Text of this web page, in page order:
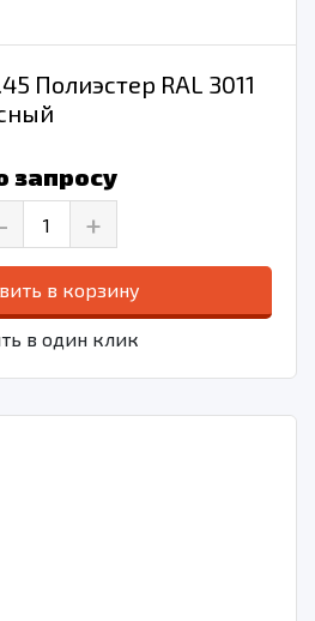
Полиэстер RAL 3011
запросу
+
в корзину
в один клик